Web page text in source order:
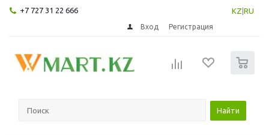
+7 727 31 22 666 KZ RU
Вход Регистрация
Найти